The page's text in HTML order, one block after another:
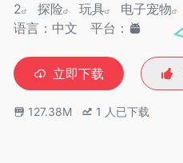
2
探险 玩具 电子宠物
语言：中文
平台：
立即下载
127.38M 1 人已下载